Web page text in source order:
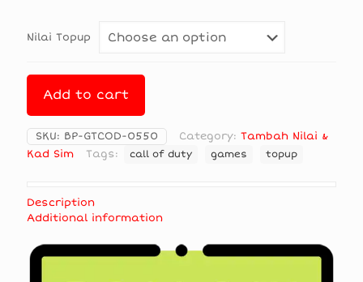
Nilai Topup
Add to cart
SKU: BP-GTCOD-0550 Category: Tambah Nilai &
Kad Sim
Tags: call of duty games topup
Description
Additional information